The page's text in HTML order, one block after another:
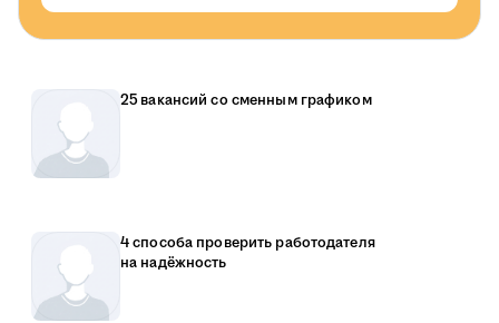
25 вакансий со сменным графиком
4 способа проверить работодателя
на надёжность